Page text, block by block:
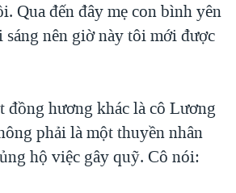
Qua đến đây mẹ con bình yên
sáng nên giờ này tôi mới được
đồng hương khác là cô Lương
phải là một thuyền nhân
hộ việc gây quỹ. Cô nói: